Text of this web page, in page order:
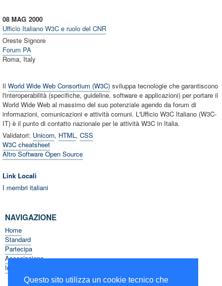
Questo sito utilizza un cookie tecnico che
2000
08 MAG
Ufficio Italiano W3C e ruolo del CNR
Oreste Signore
Forum PA
Roma, Italy
Il World Wide Web Consortium (W3C) sviluppa tecnologie che garantiscono
l'interoperabilità (specifiche, guideline, software e applicazioni) per portare il
World Wide Web al massimo del suo potenziale agendo da forum di
informazioni, comunicazioni e attività comuni. L'Ufficio W3C Italiano (W3C-
IT) è il punto di contatto nazionale per le attività W3C in Italia.
Validatori: Unicorn, HTML, CSS
W3C cheatsheet
Altro Software Open Source
Link Locali
I membri italiani
NAVIGAZIONE
Home
Standard
Partecipa
Associazione
Informazioni sul W3C